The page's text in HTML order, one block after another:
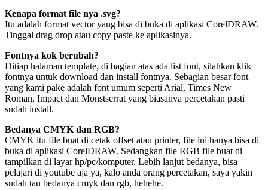
Kenapa format file nya .svg?
Itu adalah format vector yang bisa di buka di aplikasi CorelDRAW.
Tinggal drag drop atau copy paste ke aplikasinya.
Fontnya kok berubah?
Ditiap halaman template, di bagian atas ada list font, silahkan klik
fontnya untuk download dan install fontnya. Sebagian besar font
yang kami pake adalah font umum seperti Arial, Times New
Roman, Impact dan Monstserrat yang biasanya percetakan pasti
sudah install.
Bedanya CMYK dan RGB?
CMYK itu file buat di cetak offset atau printer, file ini hanya bisa di
buka di aplikasi CorelDRAW. Sedangkan file RGB file buat di
tampilkan di layar hp/pc/komputer. Lebih lanjut bedanya, bisa
pelajari di youtube aja ya, kalo anda orang percetakan, saya yakin
sudah tau bedanya cmyk dan rgb, hehehe.